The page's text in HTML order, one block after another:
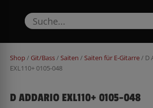
Shop/ Git/Bass/Saiten /Saiten für E-Gitarre/ D
EXL110+ 0105-048
D ADDARIO EXL110+ 0105-048